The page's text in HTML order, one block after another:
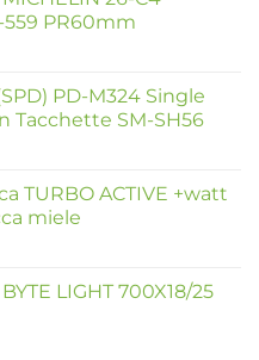
559 PR60mm
PD-M324 Single
Tacchette SM-SH56
TURBO ACTIVE +watt
miele
LIGHT 700X18/25